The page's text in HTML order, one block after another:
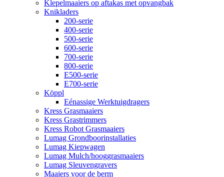
Klepelmaaiers op aftakas met opvangbak
Knikladers
200-serie
400-serie
500-serie
600-serie
700-serie
800-serie
E500-serie
E700-serie
Köppl
Eénassige Werktuigdragers
Kress Grasmaaiers
Kress Grastrimmers
Kress Robot Grasmaaiers
Lumag Grondboorinstallaties
Lumag Kiepwagen
Lumag Mulch/hooggrasmaaiers
Lumag Sleuvengravers
Maaiers voor de berm